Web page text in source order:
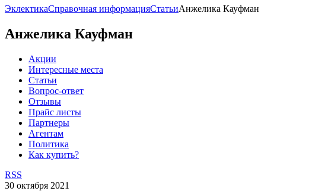
ЭклектикаСправочная информацияСтатьиАнжелика Кауфман
Анжелика Кауфман
Акции
Интересные места
Статьи
Вопрос-ответ
Отзывы
Прайс листы
Партнеры
Агентам
Политика
Как купить?
RSS
30 октября 2021